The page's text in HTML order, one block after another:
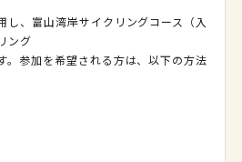
、富山湾岸サイクリングコース（入
ング
。参加を希望される方は、以下の方法